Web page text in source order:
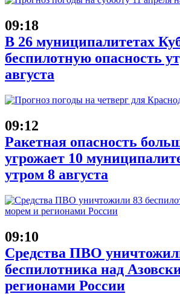
09:18
В 26 муниципалитетах
беспилотную опасность
августа
09:12
Ракетная опасность
угрожает 10
утром 8 августа
09:10
Средства ПВО
беспилотника над
регионами России